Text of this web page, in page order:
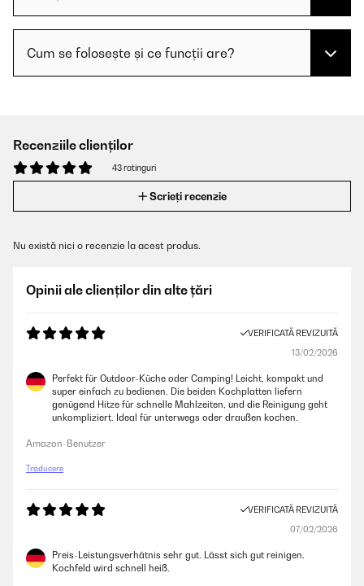
Cum se folosește și ce funcții are?
Recenziile clienților
43 ratinguri
Scrieți recenzie
Nu există nici o recenzie la acest produs.
Opinii ale clienților din alte țări
VERIFICATĂ REVIZUITĂ
13/02/2026
Perfekt für Outdoor-Küche oder Camping! Leicht, kompakt und
super einfach zu bedienen. Die beiden Kochplatten liefern
genügend Hitze für schnelle Mahlzeiten, und die Reinigung geht
unkompliziert. Ideal für unterwegs oder draußen kochen.
Amazon-Benutzer
Traducere
VERIFICATĂ REVIZUITĂ
07/02/2026
Preis-Leistungsverhätnis sehr gut. Lässt sich gut reinigen.
Kochfeld wird schnell heiß.